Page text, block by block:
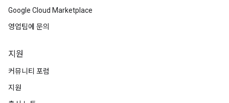
Google Cloud Marketplace
영업팀에 문의
지원
커뮤니티 포럼
지원